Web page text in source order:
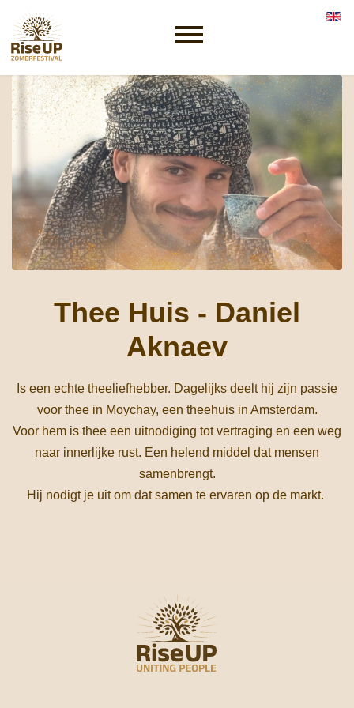
Thee Huis - Daniel
Aknaev
Is een echte theeliefhebber. Dagelijks deelt hij zijn passie
voor thee in Moychay, een theehuis in Amsterdam.
Voor hem is thee een uitnodiging tot vertraging en een weg
naar innerlijke rust. Een helend middel dat mensen
samenbrengt.
Hij nodigt je uit om dat samen te ervaren op de markt.